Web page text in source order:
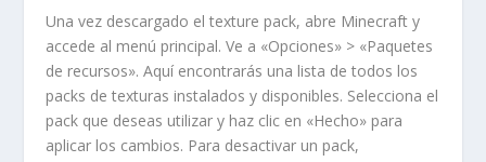
Una vez descargado el texture pack, abre Minecraft y
accede al menú principal. Ve a «Opciones» > «Paquetes
de recursos». Aquí encontrarás una lista de todos los
packs de texturas instalados y disponibles. Selecciona el
pack que deseas utilizar y haz clic en «Hecho» para
aplicar los cambios. Para desactivar un pack,